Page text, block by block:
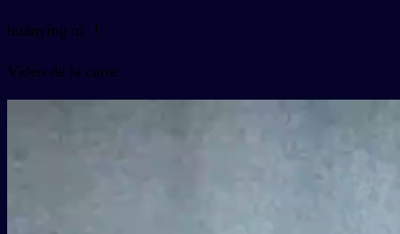
huānyíng nǐ ！
Vidéo de la carte